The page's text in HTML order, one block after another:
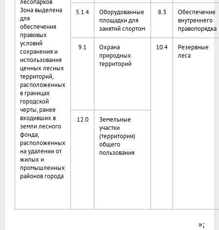
лесопарков
Зона выделена
для
обеспечения
правовых
условий
сохранения и
использования
ценных лесных
территорий,
расположенных
в границах
городской
черты, ранее
входивших в
земли лесного
фонда,
расположенных
на удалении от
жилых и
промышленных
районов города
5.1.4
Оборудованные
площадки для
занятий спортом
8.3
Обеспечение
внутреннего
правопорядка
9.1
Охрана
природных
территорий
10.4
Резервные
леса
12.0
Земельные
участки
(территории)
общего
пользования
»;